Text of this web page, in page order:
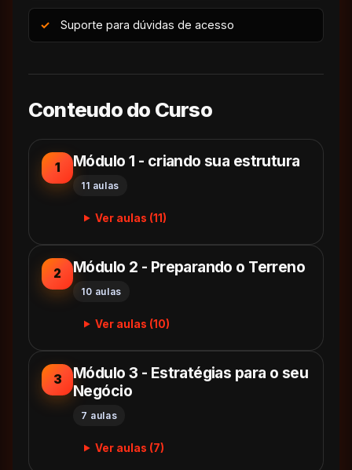
Suporte para dúvidas de acesso
Conteudo do Curso
1 Módulo 1 - criando sua estrutura
11 aulas
Ver aulas (11)
2 Módulo 2 - Preparando o Terreno
10 aulas
Ver aulas (10)
3
Módulo 3 - Estratégias para o seu
Negócio
7 aulas
Ver aulas (7)